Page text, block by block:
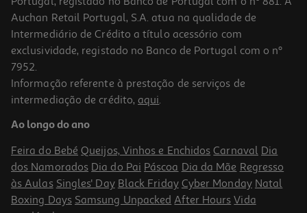
Spray Tira Nódoas Mistolin 500 Ml
5.28 €/Lt
2,64 €
Auchan Retail Portugal, S.A. atua na qualidade de
Intermediário de Crédito a título acessório com
exclusividade, registado no Banco de Portugal com o nº
7952.
Informação referente à prestação de serviços de
intermediação de crédito, aqui.
Ao longo do ano
Feira do Bebé Queijos, Vinhos e Enchidos Carnaval Dia
dos Namorados Dia do Pai Páscoa Dia da Mãe Regresso
às Aulas Singles' Day Black Friday Cyber Monday Natal
Boxing Days Samsung Unpacked After Hours Vida